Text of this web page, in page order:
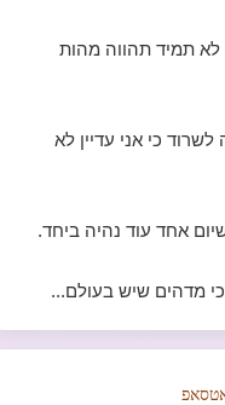
לא תמיד תהווה מהות
לשרוד כי אני עדיין לא
אחד עוד נהיה ביחד.
מדהים שיש בעולם...